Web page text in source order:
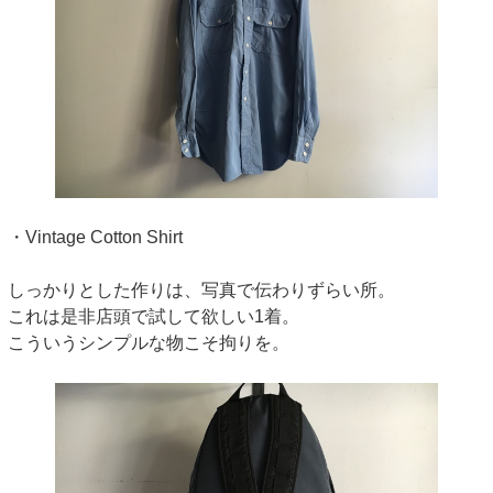
・Vintage Cotton Shirt
しっかりとした作りは、写真で伝わりずらい所。
これは是非店頭で試して欲しい1着。
こういうシンプルな物こそ拘りを。